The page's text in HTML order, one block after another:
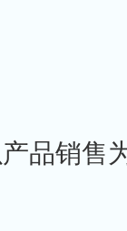
品销售